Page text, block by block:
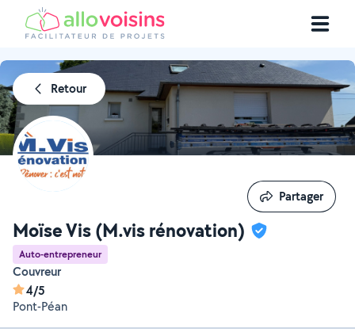
Retour
Moïse Vis (M.vis rénovation)
Auto-entrepreneur
Couvreur
4/5
Pont-Péan
Partager
Partager